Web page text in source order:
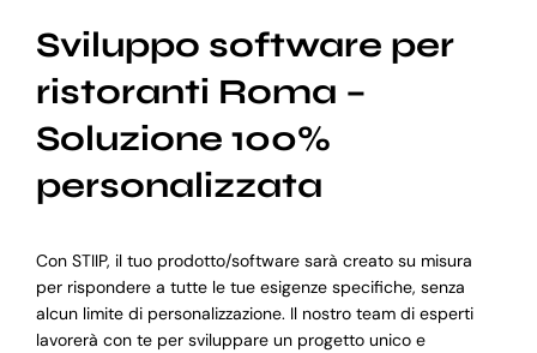
Sviluppo software per
ristoranti Roma –
Soluzione 100%
personalizzata
Con STIIP, il tuo prodotto/software sarà creato su misura
per rispondere a tutte le tue esigenze specifiche, senza
alcun limite di personalizzazione. Il nostro team di esperti
lavorerà con te per sviluppare un progetto unico e